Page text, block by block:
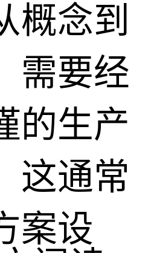
概念到
需要经
的生产
这通常
案设